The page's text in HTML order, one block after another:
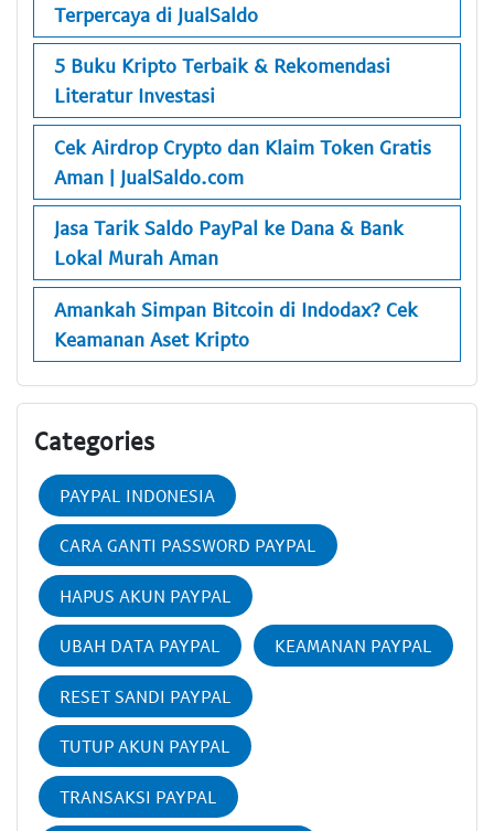
Terpercaya di JualSaldo
5 Buku Kripto Terbaik & Rekomendasi
Literatur Investasi
Cek Airdrop Crypto dan Klaim Token Gratis
Aman | JualSaldo.com
Jasa Tarik Saldo PayPal ke Dana & Bank
Lokal Murah Aman
Amankah Simpan Bitcoin di Indodax? Cek
Keamanan Aset Kripto
Categories
PAYPAL INDONESIA
CARA GANTI PASSWORD PAYPAL
HAPUS AKUN PAYPAL
UBAH DATA PAYPAL KEAMANAN PAYPAL
RESET SANDI PAYPAL
TUTUP AKUN PAYPAL
TRANSAKSI PAYPAL